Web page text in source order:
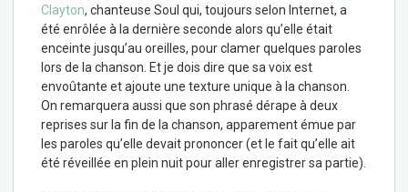
Clayton, chanteuse Soul qui, toujours selon Internet, a
été enrôlée à la dernière seconde alors qu’elle était
enceinte jusqu’au oreilles, pour clamer quelques paroles
lors de la chanson. Et je dois dire que sa voix est
envoûtante et ajoute une texture unique à la chanson.
On remarquera aussi que son phrasé dérape à deux
reprises sur la fin de la chanson, apparement émue par
les paroles qu’elle devait prononcer (et le fait qu’elle ait
été réveillée en plein nuit pour aller enregistrer sa partie).